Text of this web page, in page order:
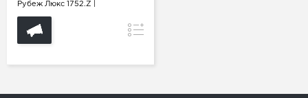
Рубеж Люкс 1752.Z |
Сравнение